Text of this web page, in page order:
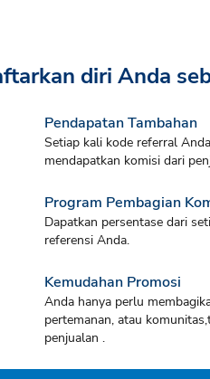
diri Anda
Pendapatan Tambahan
Setiap kali kode referral
mendapatkan komisi dari
Program Pembagian
Dapatkan persentase dari
referensi Anda.
Kemudahan Promosi
Anda hanya perlu
pertemanan, atau
penjualan .